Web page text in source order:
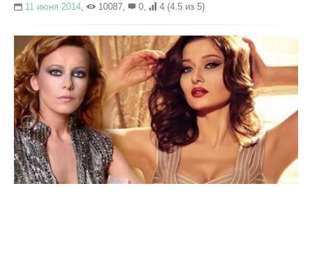
11 июня 2014, 10087, 0, 4 (4.5 из 5)